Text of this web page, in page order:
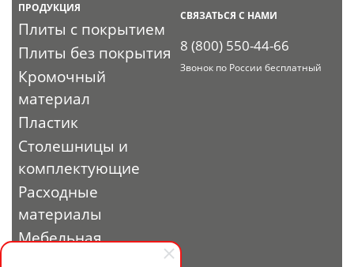
ПРОДУКЦИЯ
Плиты с покрытием
Плиты без покрытия
Кромочный
материал
Пластик
Столешницы и
комплектующие
Расходные
материалы
Мебельная
СВЯЗАТЬСЯ С НАМИ
8 (800) 550-44-66
Звонок по России бесплатный